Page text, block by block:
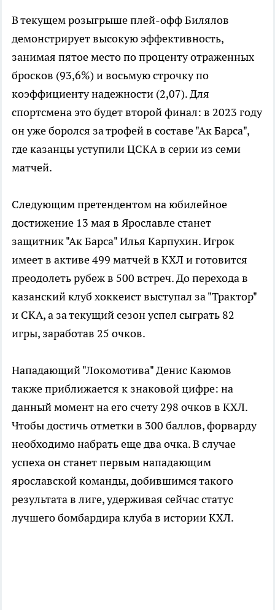
В текущем розыгрыше плей-офф Билялов
демонстрирует высокую эффективность,
занимая пятое место по проценту отраженных
бросков (93,6%) и восьмую строчку по
коэффициенту надежности (2,07). Для
спортсмена это будет второй финал: в 2023 году
он уже боролся за трофей в составе "Ак Барса",
где казанцы уступили ЦСКА в серии из семи
матчей.
Следующим претендентом на юбилейное
достижение 13 мая в Ярославле станет
защитник "Ак Барса" Илья Карпухин. Игрок
имеет в активе 499 матчей в КХЛ и готовится
преодолеть рубеж в 500 встреч. До перехода в
казанский клуб хоккеист выступал за "Трактор"
и СКА, а за текущий сезон успел сыграть 82
игры, заработав 25 очков.
Нападающий "Локомотива" Денис Каюмов
также приближается к знаковой цифре: на
данный момент на его счету 298 очков в КХЛ.
Чтобы достичь отметки в 300 баллов, форварду
необходимо набрать еще два очка. В случае
успеха он станет первым нападающим
ярославской команды, добившимся такого
результата в лиге, удерживая сейчас статус
лучшего бомбардира клуба в истории КХЛ.